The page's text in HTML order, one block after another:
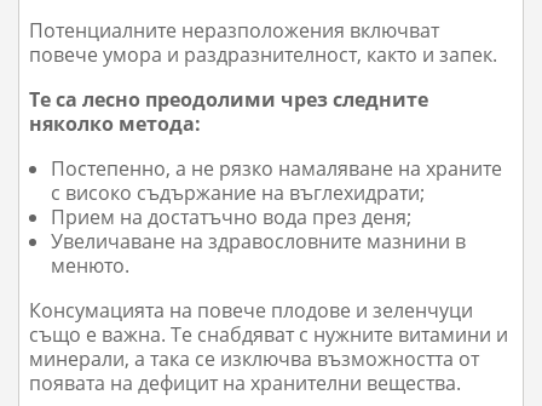
Потенциалните неразположения включват
повече умора и раздразнителност, както и запек.
Те са лесно преодолими чрез следните
няколко метода:
Постепенно, а не рязко намаляване на храните
с високо съдържание на въглехидрати;
Прием на достатъчно вода през деня;
Увеличаване на здравословните мазнини в
менюто.
Консумацията на повече плодове и зеленчуци
също е важна. Те снабдяват с нужните витамини и
минерали, а така се изключва възможността от
появата на дефицит на хранителни вещества.